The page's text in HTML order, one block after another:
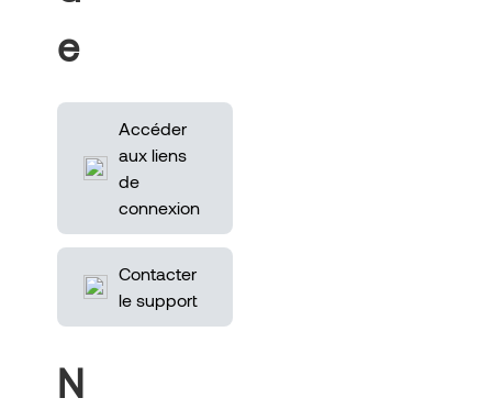
e
Accéder
aux liens
de
connexion
Contacter
le support
N